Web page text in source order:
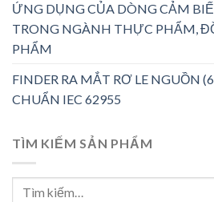
ỨNG DỤNG CỦA DÒNG CẢM
TRONG NGÀNH THỰC PHẨM,
PHẨM
FINDER RA MẮT RƠ LE NGUỒN
CHUẨN IEC 62955
TÌM KIẾM SẢN PHẨM